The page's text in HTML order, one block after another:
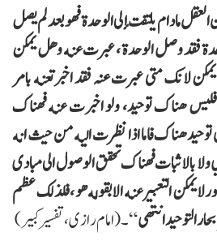
مادام يلتفت إلى الوحدة فهو بعد لم يصل
فقد وصل الوحدة ، عبرت عنه وهل يمكن
لانك متى عبرت عنہ فقد اخبر تعنه بامر
فليس هناك توحید، ولو اخبرت عنه فهناك
هناك فاما اذا نظرت اليه من حيث انه
ولا بالاثبات فهناك تحقق الوصول الى مبادی
لايمكن التعبير عنه الا بقو له هو ، فلذلك عظم
التوحيد انتهى“۔ (امام رازی ، تفسیر کبیر)